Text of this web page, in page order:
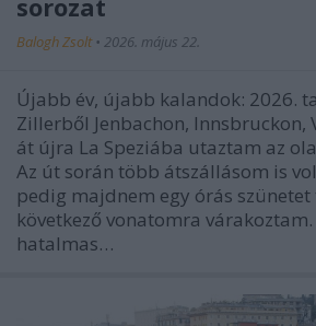
Balogh Zsolt • 2026. május 22.
Újabb év, újabb kalandok: 2026.
Zillerből Jenbachon, Innsbruckon,
át újra La Speziába utaztam az
Az út során több átszállásom is
pedig majdnem egy órás
következő vonatomra
hatalmas…